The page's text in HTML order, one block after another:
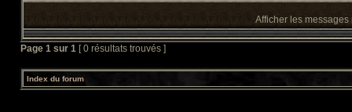
Afficher les messages
Page 1 sur 1 [ 0 résultats trouvés ]
Index du forum